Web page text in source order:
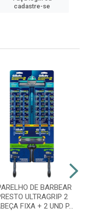
cadastre-se
DE BARBEAR
ULTRAGRIP 2
FIXA + 2 UND P...